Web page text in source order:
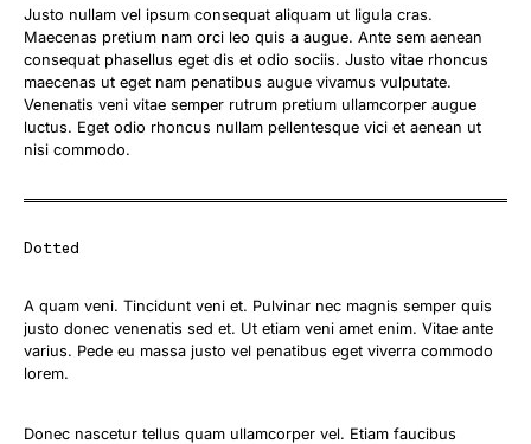
Justo nullam vel ipsum consequat aliquam ut ligula cras.
Maecenas pretium nam orci leo quis a augue. Ante sem aenean
consequat phasellus eget dis et odio sociis. Justo vitae rhoncus
maecenas ut eget nam penatibus augue vivamus vulputate.
Venenatis veni vitae semper rutrum pretium ullamcorper augue
luctus. Eget odio rhoncus nullam pellentesque vici et aenean ut
nisi commodo.
Dotted
A quam veni. Tincidunt veni et. Pulvinar nec magnis semper quis
justo donec venenatis sed et. Ut etiam veni amet enim. Vitae ante
varius. Pede eu massa justo vel penatibus eget viverra commodo
lorem.
Donec nascetur tellus quam ullamcorper vel. Etiam faucibus